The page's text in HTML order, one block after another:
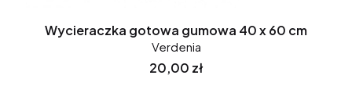
Wycieraczka gotowa gumowa 40 x 60 cm
Verdenia
Cena
20,00 zł